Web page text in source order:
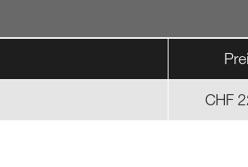
CHF